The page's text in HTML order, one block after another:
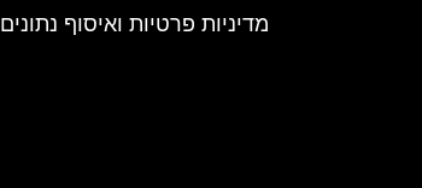
מדיניות פרטיות ואיסוף נתונים